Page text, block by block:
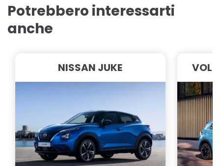
Potrebbero interessarti
anche
NISSAN JUKE